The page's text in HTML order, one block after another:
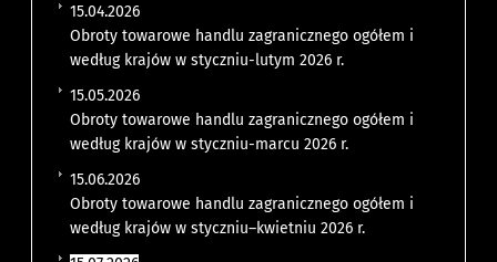
15.04.2026
Obroty towarowe handlu zagranicznego ogółem i
według krajów w styczniu-lutym 2026 r.
15.05.2026
Obroty towarowe handlu zagranicznego ogółem i
według krajów w styczniu-marcu 2026 r.
15.06.2026
Obroty towarowe handlu zagranicznego ogółem i
według krajów w styczniu–kwietniu 2026 r.